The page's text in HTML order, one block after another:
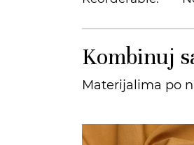
Kombinuj
Materijalima po